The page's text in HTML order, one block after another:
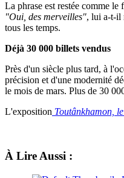
La phrase est restée comme
"Oui, des merveilles", lui a-t-il
tous les temps.
Déjà 30 000 billets vendus
Près d'un siècle plus tard, à
précision et d'une modernité
le mois de mars. Plus de 30
L'exposition Toutânkhamon,
À Lire Aussi :